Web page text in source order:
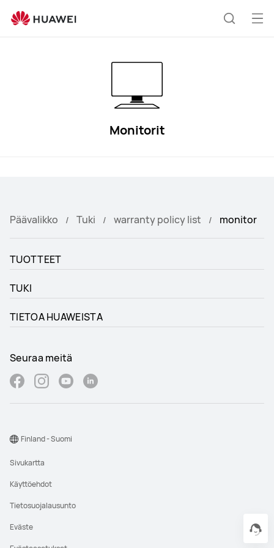
Monitorit
Päävalikko Tuki warranty policy list monitor
TUOTTEET
TUKI
TIETOA HUAWEISTA
Seuraa meitä
Sivukartta
Käyttöehdot
Tietosuojalausunto
Eväste
Finland - Suomi